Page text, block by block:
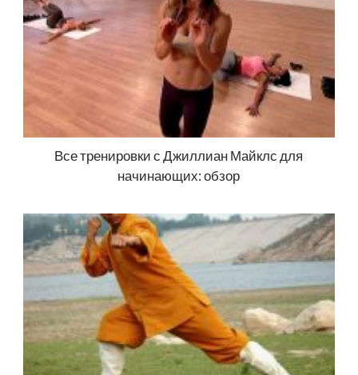
Все тренировки с Джиллиан Майклс для
начинающих: обзор